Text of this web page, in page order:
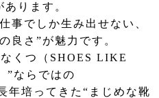
あります。
事でしか生み出せない、
良さ”が魅力です。
くつ（SHOES LIKE
”ならではの
年培ってきた“まじめな靴